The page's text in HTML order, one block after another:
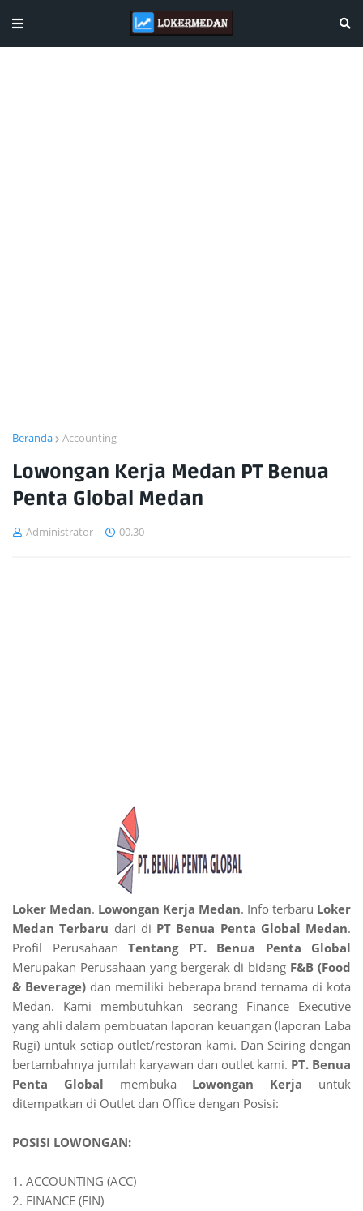
Beranda Accounting
Lowongan Kerja Medan PT Benua
Penta Global Medan
Administrator 00.30
Loker Medan. Lowongan Kerja Medan. Info terbaru Loker
Medan Terbaru dari di PT Benua Penta Global Medan.
Profil Perusahaan Tentang PT. Benua Penta Global
Merupakan Perusahaan yang bergerak di bidang F&B (Food
& Beverage)dan memiliki beberapa brand ternama di kota
Medan. Kami membutuhkan seorang Finance Executive
yang ahli dalam pembuatan laporan keuangan (laporan Laba
Rugi) untuk setiap outlet/restoran kami. Dan Seiring dengan
bertambahnya jumlah karyawan dan outlet kami. PT. Benua
Penta Global membuka Lowongan Kerja untuk
ditempatkan di Outlet dan Office dengan Posisi:
POSISI LOWONGAN:
1. ACCOUNTING (ACC)
2. FINANCE (FIN)